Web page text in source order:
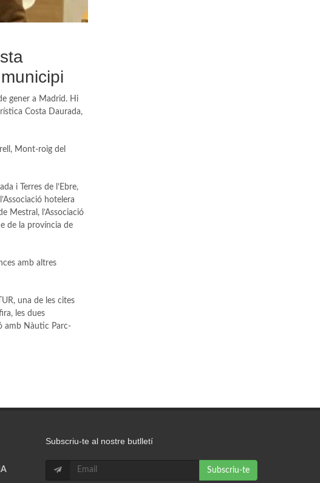
gener a Madrid. Hi
Costa Daurada,
Mont-roig del
i Terres de l’Ebre,
hotelera
Mestral, l’Associació
de la província de
amb altres
una de les cites
les dues
amb Nàutic Parc-
Subscriu-te al nostre butlletí
Subscriu-te